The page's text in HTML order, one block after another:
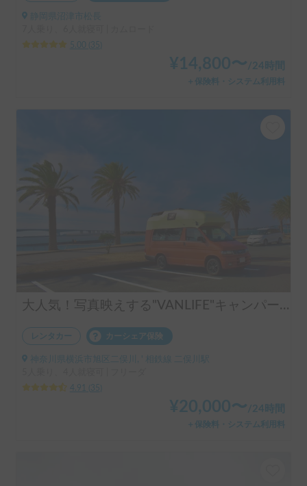
5.00
35
¥ 14,800〜 /24時間
＋保険料・システム利用料
大人気！写真映えする"VANLIFE"キャンパー「モビゴン」🍊
レンタカー カーシェア保険
神奈川県横浜市旭区二俣川, ' 相鉄線 二俣川駅
4.91
35
¥20,000〜 /24時間
＋保険料・システム利用料